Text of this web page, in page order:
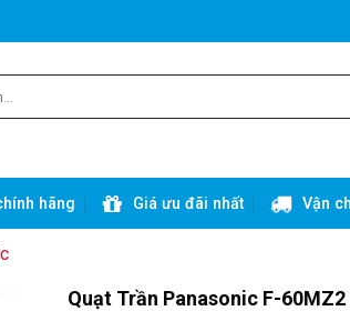
hãng Giá ưu đãi nhất Vận
Quạt Trần Panasonic F-60MZ2